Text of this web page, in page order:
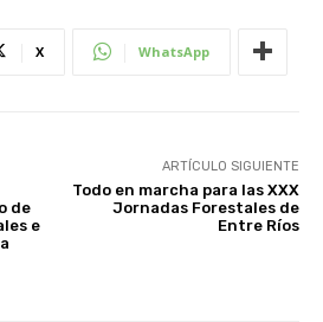
X WhatsApp
de
e
ARTÍCULO SIGUIENTE
Todo en marcha para las XXX
Jornadas Forestales de
Entre Ríos